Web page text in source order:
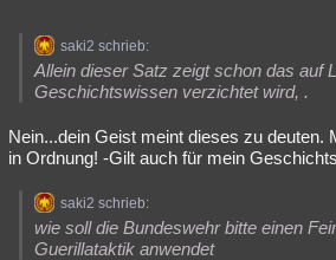
saki2 schrieb:
Allein dieser Satz zeigt schon das auf
Geschichtswissen verzichtet wird, .
Nein...dein Geist meint dieses zu deuten.
in Ordnung! -Gilt auch für mein
saki2 schrieb:
wie soll die Bundeswehr bitte einen
Guerillataktik anwendet